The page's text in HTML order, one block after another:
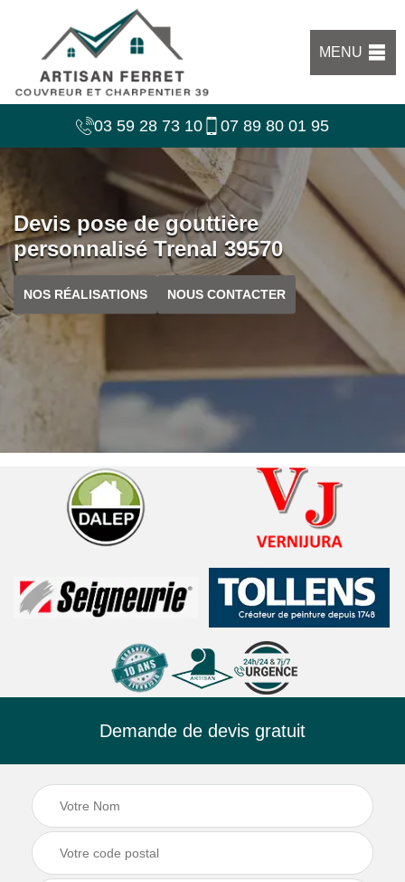
MENU
03 59 28 73 10 07 89 80 01 95
Devis pose de gouttière
personnalisé Trenal 39570
NOS RÉALISATIONS NOUS CONTACTER
Demande de devis gratuit